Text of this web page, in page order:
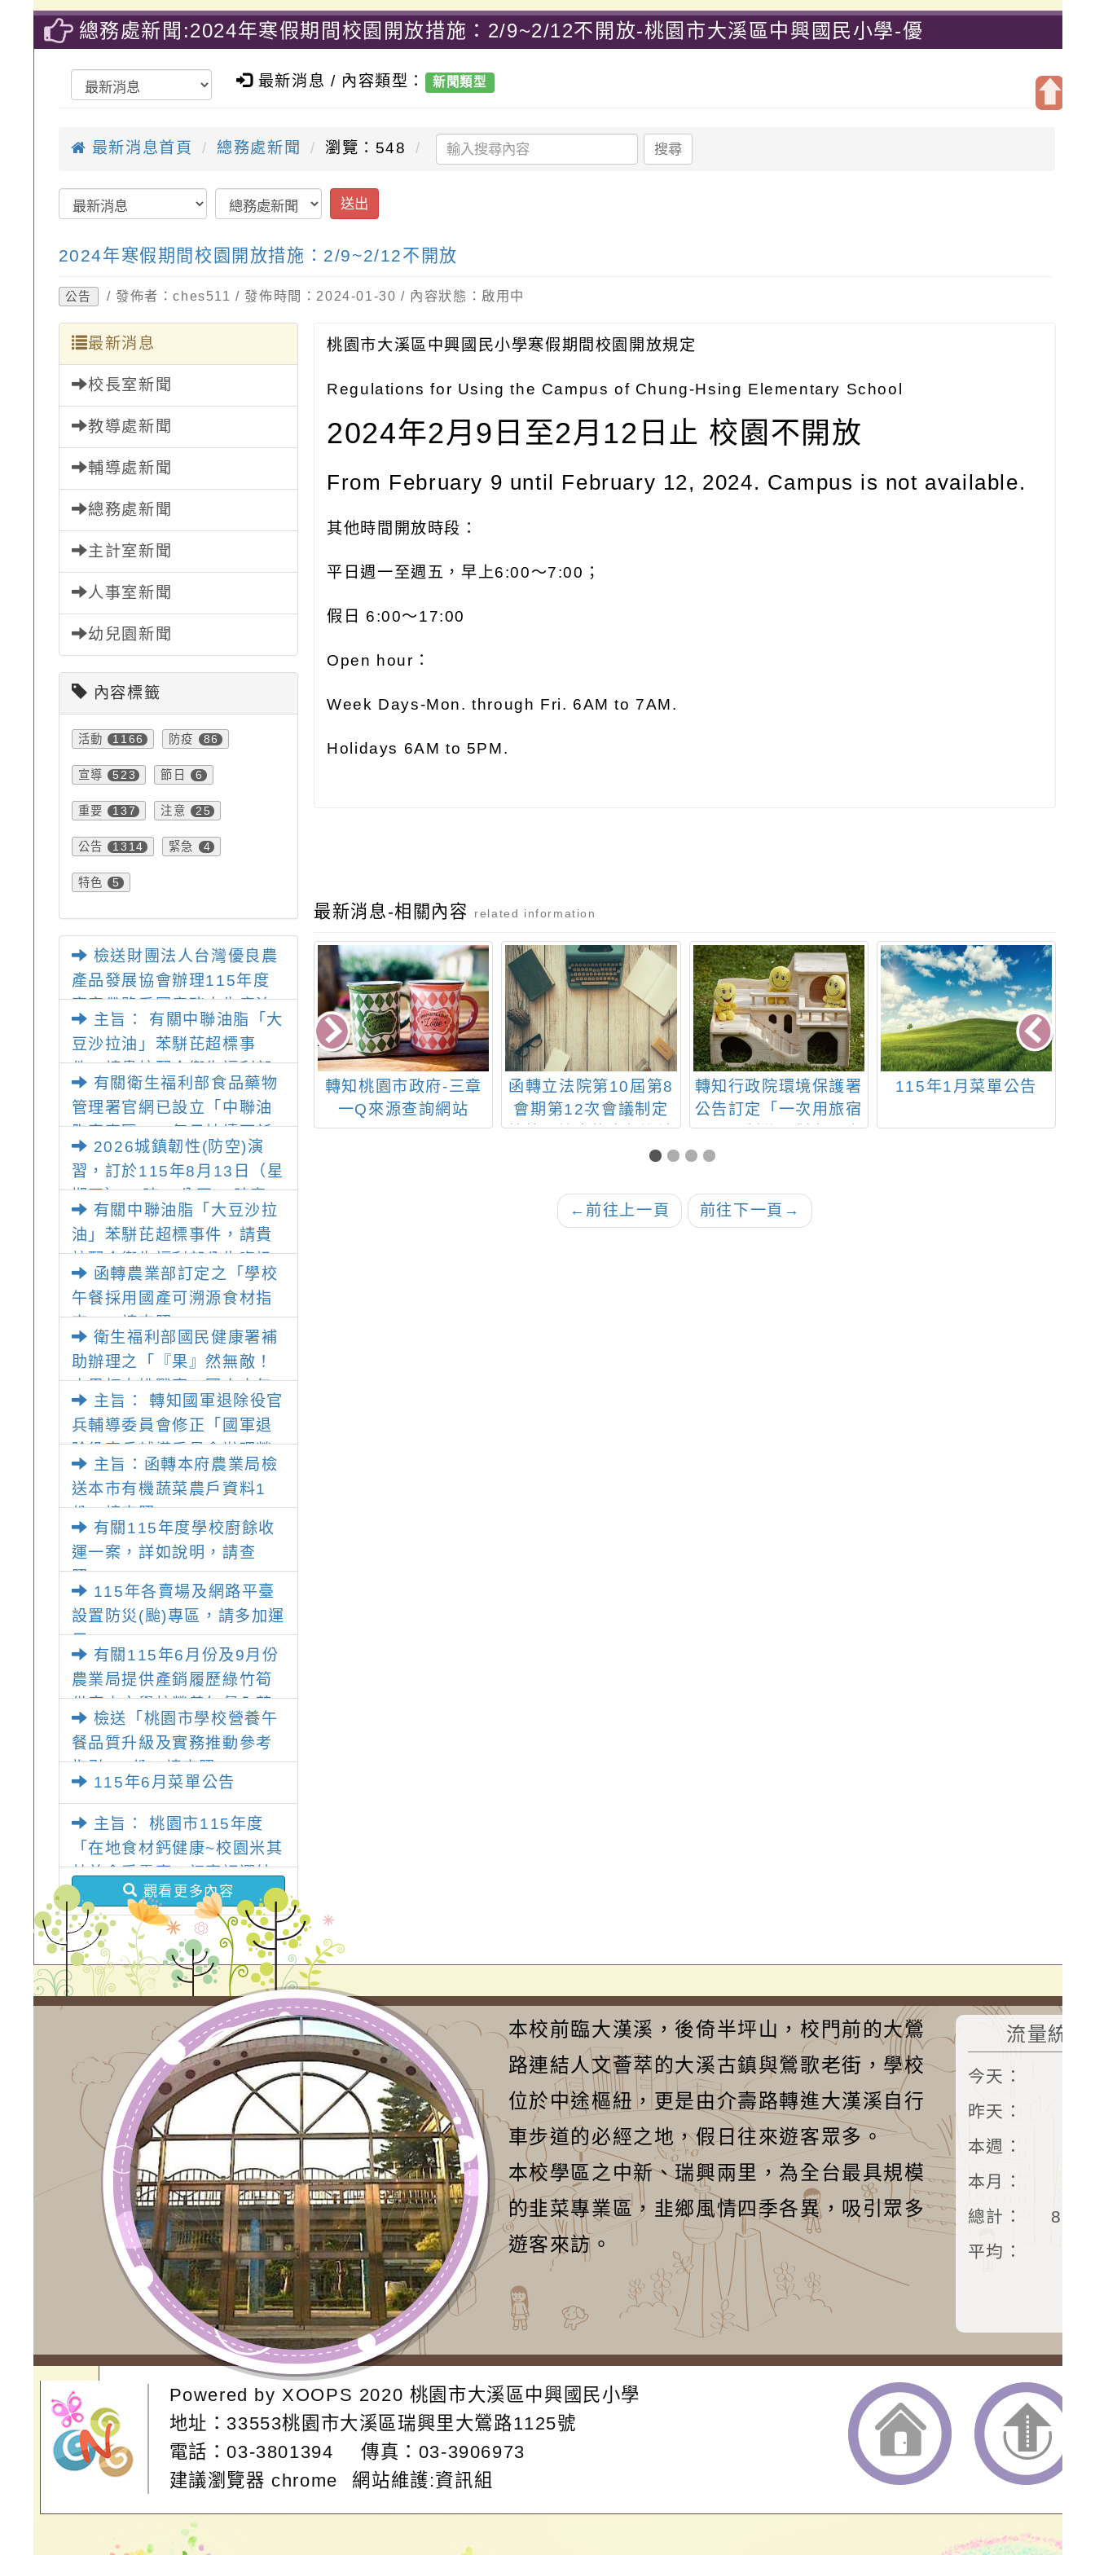
總務處新聞:2024年寒假期間校園開放措施：2/9~2/12不開放-桃園市大溪區中興國民小學-優
最新消息 / 內容類型： 新聞類型
最新消息首頁 總務處新聞 瀏覽：548 搜尋
送出
2024年寒假期間校園開放措施：2/9~2/12不開放
公告 / 發佈者：ches511 / 發佈時間：2024-01-30 / 內容狀態：啟用中
最新消息
校長室新聞
教導處新聞
輔導處新聞
總務處新聞
主計室新聞
人事室新聞
幼兒園新聞
內容標籤
活動 1166 防疫 86
宣導 523 節日 6
重要 137 注意 25
公告 1314 緊急 4
特色 5
檢送財團法人台灣優良農
產品發展協會辦理115年度
專家帶路看國產豬肉生產流
程活動簡章一案，請查照。
主旨： 有關中聯油脂「大
豆沙拉油」苯駢芘超標事
件，請貴校配合衛生福利部
公告資訊盤點清查並禁止使
用該油品及相關製品，以維
護校園食品安全，請查照。
有關衛生福利部食品藥物
管理署官網已設立「中聯油
脂案專區」，每日持續更新
受影響產品名單，供學校進
行比對一案，請查照。
2026城鎮韌性(防空)演
習，訂於115年8月13日（星
期四）14時30分至15時實
施。
有關中聯油脂「大豆沙拉
油」苯駢芘超標事件，請貴
校配合衛生福利部公告資訊
盤點清查並禁止使用該油品
及相關製品，以維護校園食
品安全，請查照。
函轉農業部訂定之「學校
午餐採用國產可溯源食材指
南」，請查照。
衛生福利部國民健康署補
助辦理之「『果』然無敵！
水果打卡挑戰賽」國小中年
級健康飲食教育推廣活動資
訊鼓勵參加!!
主旨： 轉知國軍退除役官
兵輔導委員會修正「國軍退
除役官兵輔導委員會辦理榮
民就學子女午餐補助金發放
作業要點」第三點規定及發
布令，請查照。
主旨：函轉本府農業局檢
送本市有機蔬菜農戶資料1
份，請查照。
有關115年度學校廚餘收
運一案，詳如說明，請查
照。
115年各賣場及網路平臺
設置防災(颱)專區，請多加運
用。
有關115年6月份及9月份
農業局提供產銷履歷綠竹筍
供應本市學校營養午餐入菜
一案，詳如說明，請查照。
檢送「桃園市學校營養午
餐品質升級及實務推動參考
指引」1份，請查照。
115年6月菜單公告
主旨： 桃園市115年度
「在地食材鈣健康~校園米其
林美食爭霸賽」初賽評選結
果一案，詳如說明，請查
照。
觀看更多內容
桃園市大溪區中興國民小學寒假期間校園開放規定
Regulations for Using the Campus of Chung-Hsing Elementary School
2024年2月9日至2月12日止 校園不開放
From February 9 until February 12, 2024. Campus is not available.
其他時間開放時段：
平日週一至週五，早上6:00～7:00；
假日 6:00～17:00
Open hour：
Week Days-Mon. through Fri. 6AM to 7AM.
Holidays 6AM to 5PM.
最新消息-相關內容 related information
福利部食品藥
檢送「防範諾
品中毒很簡
片連結，請查
檢送「國軍退除役官兵
輔導委員會辦理榮民就
學子女午餐補助金發放
作業要點」第5點修正
規定發布令1份，請查
照。
轉知桃園市政府-三章
一Q來源查詢網站
函轉立法院第10屆第8
會期第12次會議制定
營養及健康飲食促進法
時通過之附帶決議，請
轉知行政院環境保護署
公告訂定「一次用旅宿
用品限制使用對象及實
施方式」，並自114年
照轉知。
115年1月菜單公告
← 前往上一頁 前往下一頁 →
本校前臨大漢溪，後倚半坪山，校門前的大鶯
路連結人文薈萃的大溪古鎮與鶯歌老街，學校
位於中途樞紐，更是由介壽路轉進大漢溪自行
車步道的必經之地，假日往來遊客眾多。
本校學區之中新、瑞興兩里，為全台最具規模
的韭菜專業區，韭鄉風情四季各異，吸引眾多
遊客來訪。
流量統計
今天：
昨天：
本週：
本月：
總計：
平均：
Powered byXOOPS 2020 桃園市大溪區中興國民小學
地址： 33553桃園市大溪區瑞興里大鶯路1125號
電話：03-3801394
傳真：03-3906973
建議瀏覽器 chrome
網站維護:資訊組